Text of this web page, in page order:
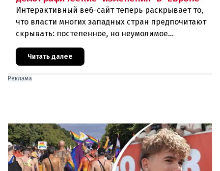
Интерактивный веб-сайт теперь раскрывает то,
что власти многих западных стран предпочитают
скрывать: постепенное, но неумолимое
сокращение численности населения
европейского происхождения. «Часы замен
Читать далее
Реклама